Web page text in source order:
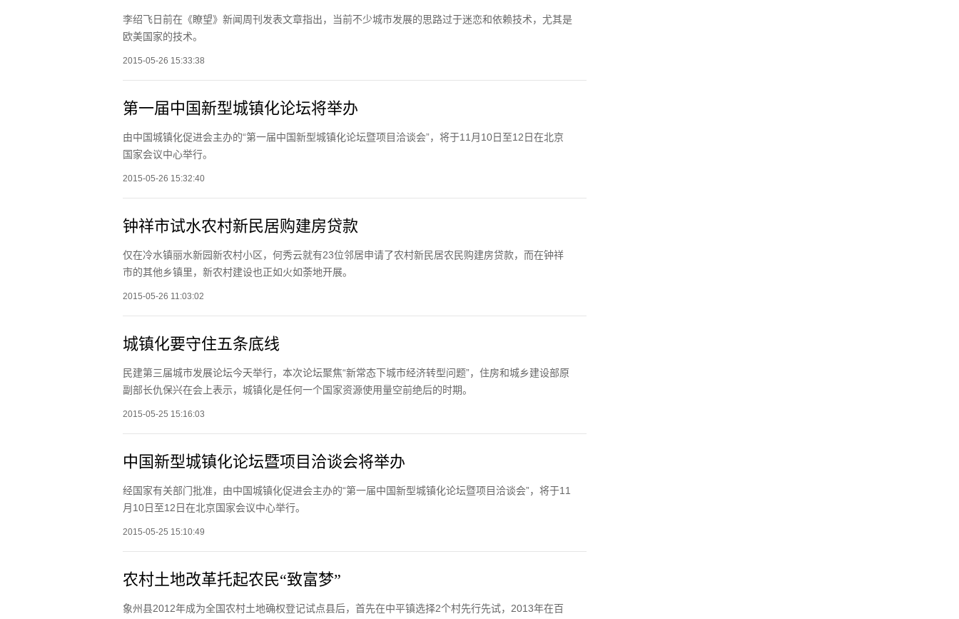
李绍飞日前在《瞭望》新闻周刊发表文章指出，当前不少城市发展的思路过于迷恋和依赖技术，尤其是
欧美国家的技术。
2015-05-26 15:33:38
第一届中国新型城镇化论坛将举办
由中国城镇化促进会主办的“第一届中国新型城镇化论坛暨项目洽谈会”，将于11月10日至12日在北京
国家会议中心举行。
2015-05-26 15:32:40
钟祥市试水农村新民居购建房贷款
仅在冷水镇丽水新园新农村小区，何秀云就有23位邻居申请了农村新民居农民购建房贷款，而在钟祥
市的其他乡镇里，新农村建设也正如火如荼地开展。
2015-05-26 11:03:02
城镇化要守住五条底线
民建第三届城市发展论坛今天举行，本次论坛聚焦“新常态下城市经济转型问题”，住房和城乡建设部原
副部长仇保兴在会上表示，城镇化是任何一个国家资源使用量空前绝后的时期。
2015-05-25 15:16:03
中国新型城镇化论坛暨项目洽谈会将举办
经国家有关部门批准，由中国城镇化促进会主办的“第一届中国新型城镇化论坛暨项目洽谈会”，将于11
月10日至12日在北京国家会议中心举行。
2015-05-25 15:10:49
农村土地改革托起农民“致富梦”
象州县2012年成为全国农村土地确权登记试点县后，首先在中平镇选择2个村先行先试，2013年在百